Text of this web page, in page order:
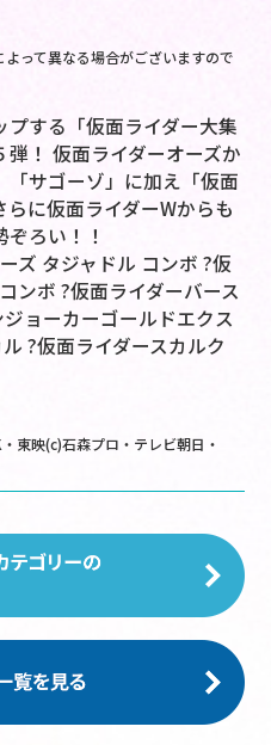
って異なる場合がございますので
する「仮面ライダー大集
！ 仮面ライダーオーズか
「サゴーゾ」に加え「仮面
に仮面ライダーWからも
ろい！！
ズ タジャドル コンボ ?仮
ンボ ?仮面ライダーバース
ョーカーゴールドエクス
?仮面ライダースカルク
東映(c)石森プロ・テレビ朝日・